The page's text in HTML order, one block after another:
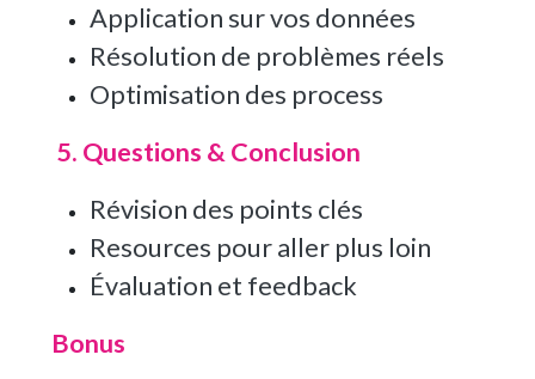
Application sur vos données
Résolution de problèmes réels
Optimisation des process
5. Questions & Conclusion
Révision des points clés
Resources pour aller plus loin
Évaluation et feedback
Bonus